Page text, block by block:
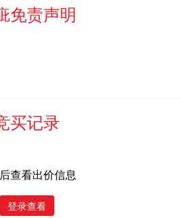
置物资以委托方的实际指定为准，
清理、运输。
为，根据有关法律、法规特制定本
买须知及相关附件内容，承担本次
免责声明
买记录
查看出价信息
登录查看